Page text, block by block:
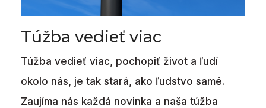
Túžba vedieť viac
Túžba vedieť viac, pochopiť život a ľudí
okolo nás, je tak stará, ako ľudstvo samé.
Zaujíma nás každá novinka a naša túžba